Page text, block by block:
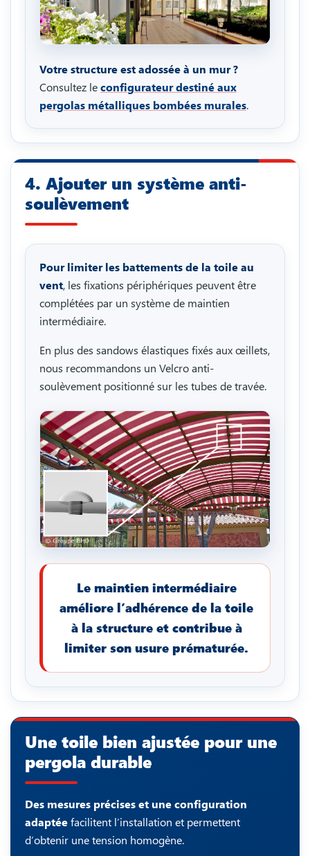
Votre structure est adossée à un mur ?
Consultez leconfigurateur destiné aux
pergolas métalliques bombées murales.
4. Ajouter un système anti-
soulèvement
Pour limiter les battements de la toile au
vent, les fixations périphériques peuvent être
complétées par un système de maintien
intermédiaire.
En plus des sandows élastiques fixés aux œillets,
nous recommandons un Velcro anti-
soulèvement positionné sur les tubes de travée.
Le maintien intermédiaire
améliore l’adhérence de la toile
à la structure et contribue à
limiter son usure prématurée.
Une toile bien ajustée pour une
pergola durable
Des mesures précises et une configuration
adaptéefacilitent l’installation et permettent
d’obtenir une tension homogène.